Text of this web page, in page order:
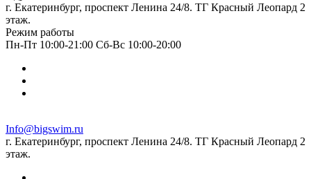
г. Екатеринбург, проспект Ленина 24/8. ТГ Красный Леопард 2
этаж.
Режим работы
Пн-Пт 10:00-21:00 Сб-Вс 10:00-20:00
Info@bigswim.ru
г. Екатеринбург, проспект Ленина 24/8. ТГ Красный Леопард 2
этаж.